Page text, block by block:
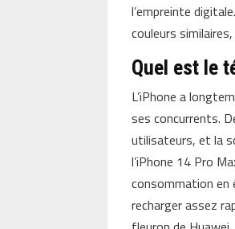
l’empreinte
couleurs
Quel est le
L’iPhone a
ses concurrents.
utilisateurs, et la
l’iPhone 14 Pro
consommation en
recharger assez